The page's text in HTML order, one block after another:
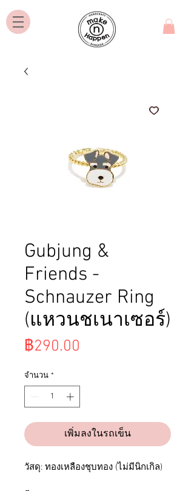
Gubjung &
Friends -
Schnauzer Ring
(แหวนชเนาเซอร์)
฿290.00
จำนวน *
เพิ่มลงในรถเข็น
วัสดุ: ทองเหลืองชุบทอง (ไม่มีนิกเกิล)